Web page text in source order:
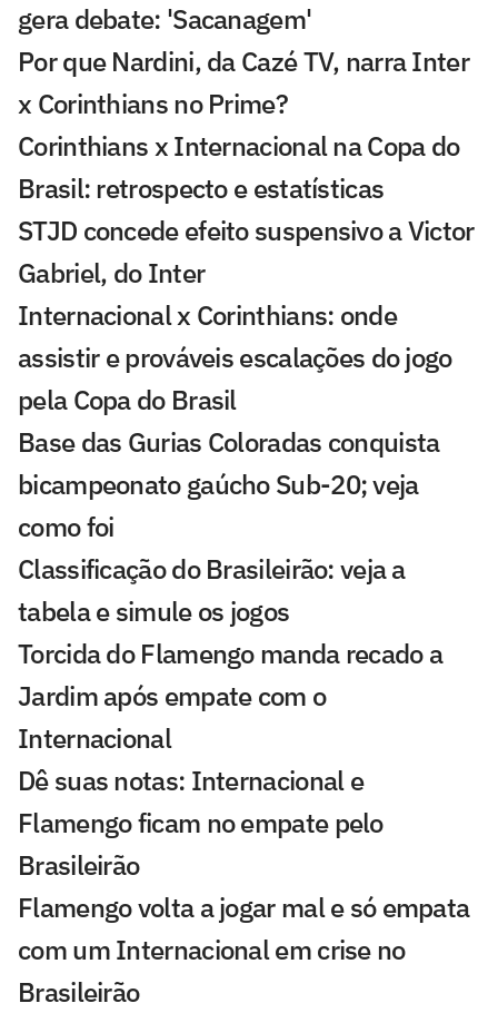
gera debate: 'Sacanagem'
Por que Nardini, da Cazé TV, narra Inter
x Corinthians no Prime?
Corinthians x Internacional na Copa do
Brasil: retrospecto e estatísticas
STJD concede efeito suspensivo a Victor
Gabriel, do Inter
Internacional x Corinthians: onde
assistir e prováveis escalações do jogo
pela Copa do Brasil
Base das Gurias Coloradas conquista
bicampeonato gaúcho Sub-20; veja
como foi
Classificação do Brasileirão: veja a
tabela e simule os jogos
Torcida do Flamengo manda recado a
Jardim após empate com o
Internacional
Dê suas notas: Internacional e
Flamengo ficam no empate pelo
Brasileirão
Flamengo volta a jogar mal e só empata
com um Internacional em crise no
Brasileirão